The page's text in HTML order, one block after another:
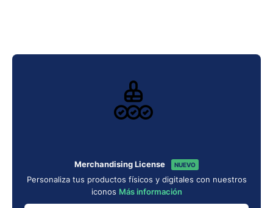
Merchandising License NUEVO
Personaliza tus productos físicos y digitales con nuestros
iconos Más información